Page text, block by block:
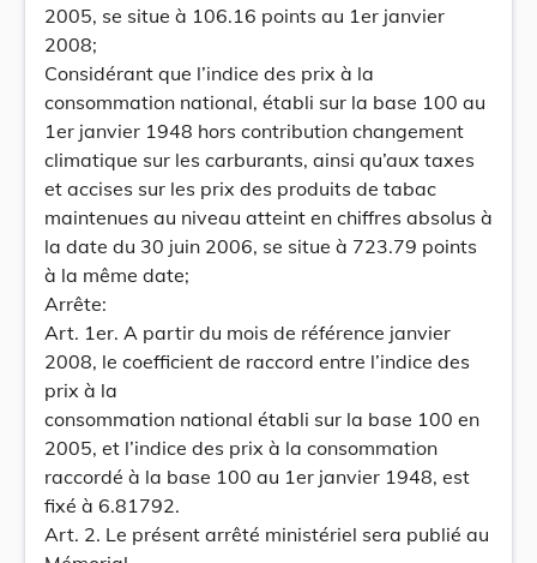
2005, se situe à 106.16 points au 1er janvier
2008;
Considérant que l’indice des prix à la
consommation national, établi sur la base 100 au
1er janvier 1948 hors contribution changement
climatique sur les carburants, ainsi qu’aux taxes
et accises sur les prix des produits de tabac
maintenues au niveau atteint en chiffres absolus à
la date du 30 juin 2006, se situe à 723.79 points
à la même date;
Arrête:
Art. 1er. A partir du mois de référence janvier
2008, le coefficient de raccord entre l’indice des
prix à la
consommation national établi sur la base 100 en
2005, et l’indice des prix à la consommation
raccordé à la base 100 au 1er janvier 1948, est
fixé à 6.81792.
Art. 2. Le présent arrêté ministériel sera publié au